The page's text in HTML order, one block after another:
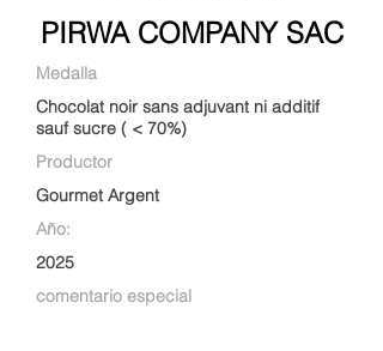
PIRWA COMPANY SAC
Medalla
Chocolat noir sans adjuvant ni additif
sauf sucre ( < 70%)
Productor
Gourmet Argent
Año:
2025
comentario especial